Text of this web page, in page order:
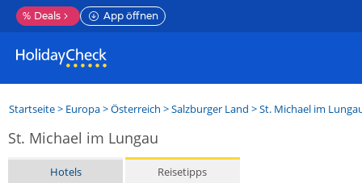
% Deals App öffnen
Startseite> Europa>Österreich >Salzburger Land >St. Michael im
St. Michael im Lungau
Hotels Reisetipps